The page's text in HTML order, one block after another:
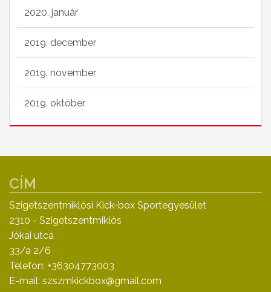
2020. január
2019. december
2019. november
2019. október
CÍM
Szigetszentmiklósi Kick-box Sportegyesület
2310 - Szigetszentmiklós
Jókai utca
33/a 2/6
Telefon: +36304773003
E-mail: szszmkickbox@gmail.com